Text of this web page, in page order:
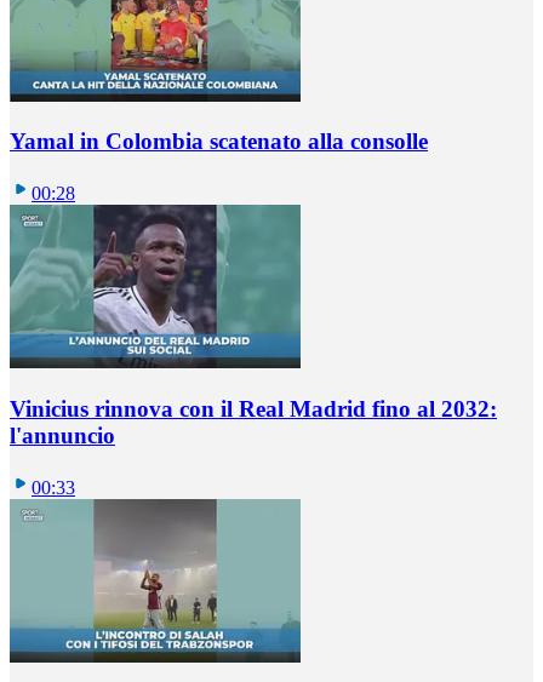
Yamal in Colombia scatenato alla consolle
00:28
Vinicius rinnova con il Real Madrid fino al 2032:
l'annuncio
00:33